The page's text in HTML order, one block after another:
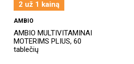
2 už 1 kainą
AMBIO
AMBIO MULTIVITAMINAI
MOTERIMS PLIUS, 60
tablečių